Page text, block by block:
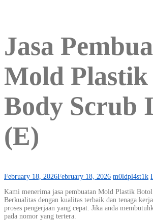
Jasa
Mold
Body Scrub
(E)
February 18, 2026February 18, 2026 m0ldpl4st1k
Kami menerima jasa pembuatan Mold Plastik
Berkualitas dengan kualitas terbaik dan tenaga
proses pengerjaan yang cepat. Jika anda
pada nomor yang tertera.